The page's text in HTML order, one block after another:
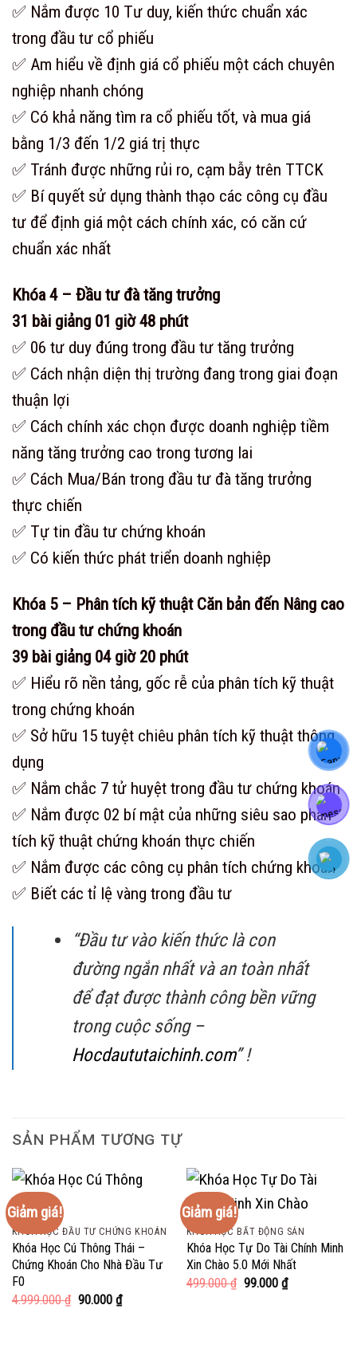
✅ Nắm được 10 Tư duy, kiến thức chuẩn xác
trong đầu tư cổ phiếu
✅ Am hiểu về định giá cổ phiếu một cách chuyên
nghiệp nhanh chóng
✅ Có khả năng tìm ra cổ phiếu tốt, và mua giá
bằng 1/3 đến 1/2 giá trị thực
✅ Tránh được những rủi ro, cạm bẫy trên TTCK
✅ Bí quyết sử dụng thành thạo các công cụ đầu
tư để định giá một cách chính xác, có căn cứ
chuẩn xác nhất
Khóa 4 – Đầu tư đà tăng trưởng
31 bài giảng 01 giờ 48 phút
✅ 06 tư duy đúng trong đầu tư tăng trưởng
✅ Cách nhận diện thị trường đang trong giai đoạn
thuận lợi
✅ Cách chính xác chọn được doanh nghiệp tiềm
năng tăng trưởng cao trong tương lai
✅ Cách Mua/Bán trong đầu tư đà tăng trưởng
thực chiến
✅ Tự tin đầu tư chứng khoán
✅ Có kiến thức phát triển doanh nghiệp
Khóa 5 – Phân tích kỹ thuật Căn bản đến Nâng cao
trong đầu tư chứng khoán
39 bài giảng 04 giờ 20 phút
✅ Hiểu rõ nền tảng, gốc rễ của phân tích kỹ thuật
trong chứng khoán
✅ Sở hữu 15 tuyệt chiêu phân tích kỹ thuật thông
dụng
✅ Nắm chắc 7 tử huyệt trong đầu tư chứng khoán
✅ Nắm được 02 bí mật của những siêu sao phân
tích kỹ thuật chứng khoán thực chiến
✅ Nắm được các công cụ phân tích chứng khoán
✅ Biết các tỉ lệ vàng trong đầu tư
“Đầu tư vào kiến thức là con
đường ngắn nhất và an toàn nhất
để đạt được thành công bền vững
trong cuộc sống –
Hocdaututaichinh.com” !
SẢN PHẨM TƯƠNG TỰ
Giảm giá!
KHÓA HỌC ĐẦU TƯ CHỨNG KHOÁN
Khóa Học Cú Thông Thái –
Chứng Khoán Cho Nhà Đầu Tư
F0
4.999.000₫ Giá
90.000 ₫Giá
hiện
Giảm giá!
KHÓA HỌC BẤT ĐỘNG SẢN
Khóa Học Tự Do Tài Chính Minh
Xin Chào 5.0 Mới Nhất
499.000₫ Giá
99.000 ₫Giá
hiện